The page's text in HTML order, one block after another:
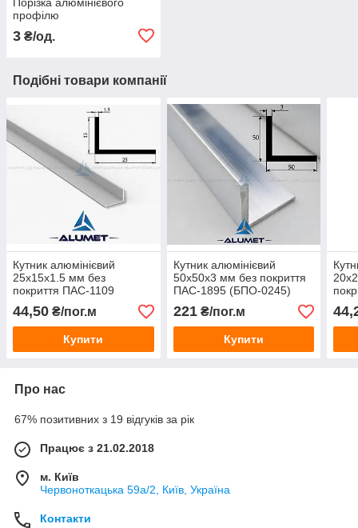
профілю
3 ₴/од.
Подібні товари компанії
Кутник алюмінієвий
25х15х1.5 мм без
покриття ПАС-1109
(БПО-3146)
44,50 ₴/пог.м
Купити
Кутник алюмінієвий
50х50х3 мм без покриття
ПАС-1895 (БПО-0245)
221₴/пог.м
Купити
Про нас
67% позитивних з 19 відгуків за рік
Працює з 21.02.2018
м. Київ
Червоноткацька 59а/2, Київ, Україна
Контакти